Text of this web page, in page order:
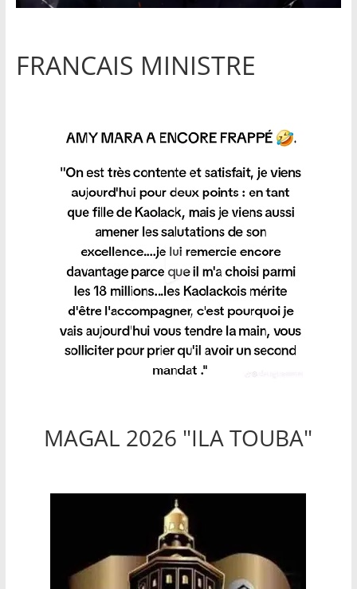
FRANCAIS MINISTRE
MAGAL 2026 "ILA TOUBA"